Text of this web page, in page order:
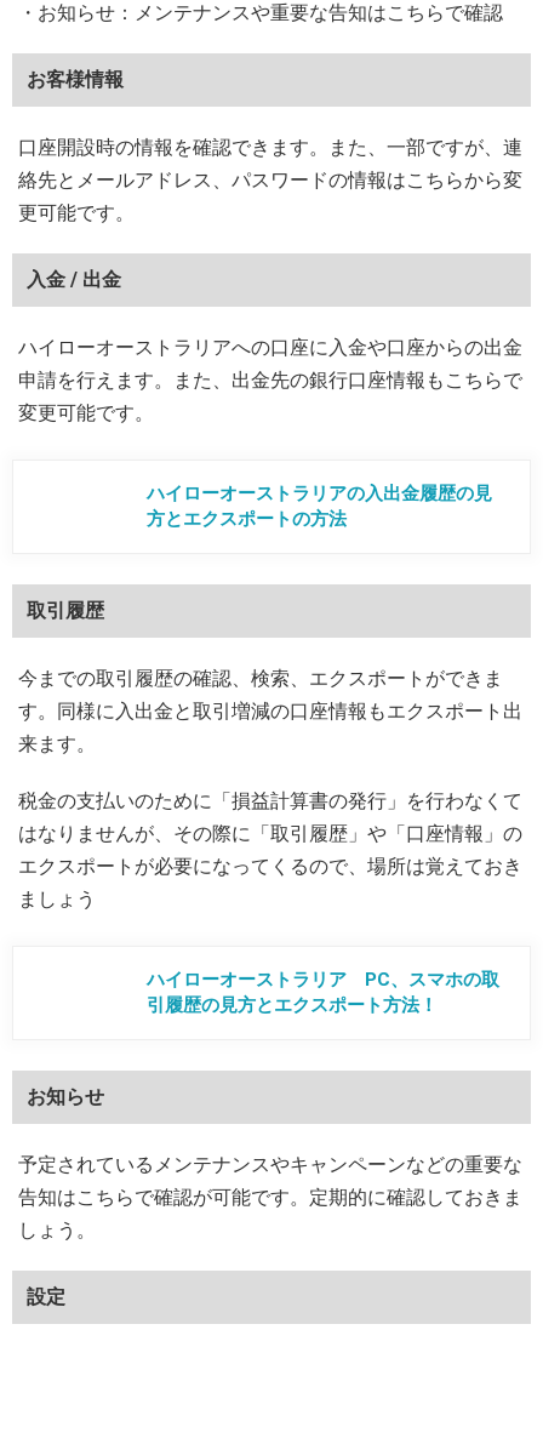
・お知らせ：メンテナンスや重要な告知はこちらで確認
お客様情報
口座開設時の情報を確認できます。また、一部ですが、連
絡先とメールアドレス、パスワードの情報はこちらから変
更可能です。
入金 / 出金
ハイローオーストラリアへの口座に入金や口座からの出金
申請を行えます。また、出金先の銀行口座情報もこちらで
変更可能です。
ハイローオーストラリアの入出金履歴の見
方とエクスポートの方法
取引履歴
今までの取引履歴の確認、検索、エクスポートができま
す。同様に入出金と取引増減の口座情報もエクスポート出
来ます。
税金の支払いのために「損益計算書の発行」を行わなくて
はなりませんが、その際に「取引履歴」や「口座情報」の
エクスポートが必要になってくるので、場所は覚えておき
ましょう
ハイローオーストラリア PC、スマホの取
引履歴の見方とエクスポート方法！
お知らせ
予定されているメンテナンスやキャンペーンなどの重要な
告知はこちらで確認が可能です。定期的に確認しておきま
しょう。
設定